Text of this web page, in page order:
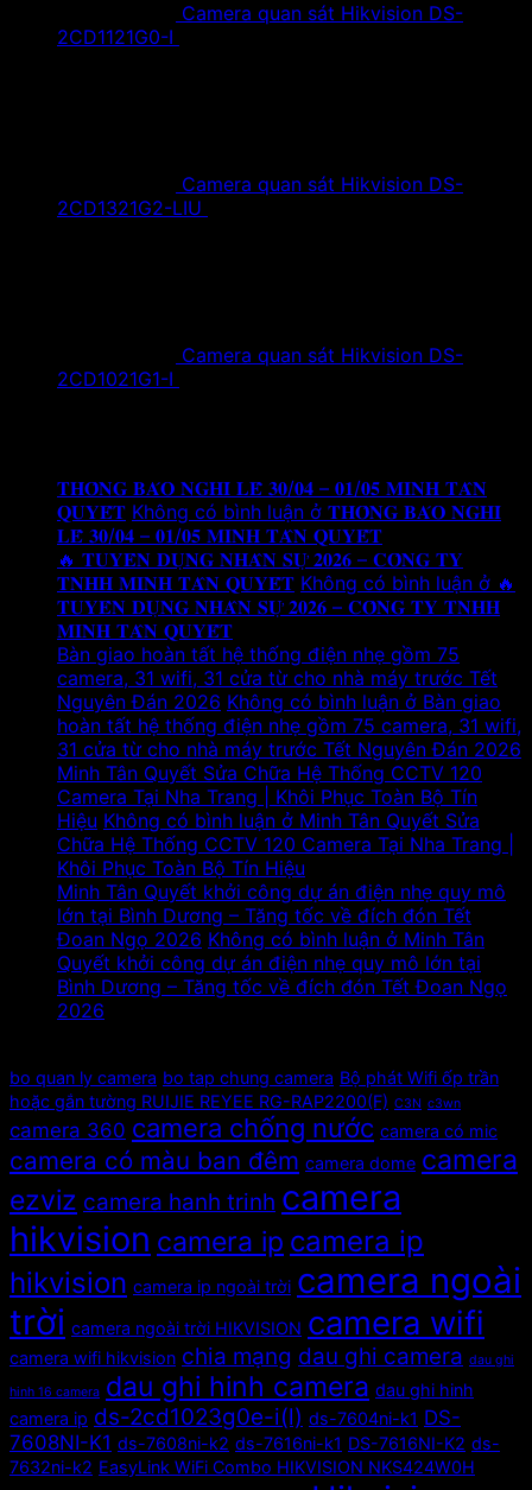
Camera quan sát Hikvision DS-
2CD1121G0-I
Camera quan sát Hikvision DS-
2CD1321G2-LIU
Camera quan sát Hikvision DS-
2CD1021G1-I
𝐓𝐇𝐎̂𝐍𝐆 𝐁𝐀́𝐎 𝐍𝐆𝐇𝐈̉ 𝐋𝐄̂̃ 𝟑𝟎/𝟎𝟒 – 𝟎𝟏/𝟎𝟓 𝐌𝐈𝐍𝐇 𝐓𝐀̂𝐍
𝐐𝐔𝐘𝐄̂́𝐓 Không có bình luận ở 𝐓𝐇𝐎̂𝐍𝐆 𝐁𝐀́𝐎 𝐍𝐆𝐇𝐈̉
𝐋𝐄̂̃ 𝟑𝟎/𝟎𝟒 – 𝟎𝟏/𝟎𝟓 𝐌𝐈𝐍𝐇 𝐓𝐀̂𝐍 𝐐𝐔𝐘𝐄̂́𝐓
🔥 𝐓𝐔𝐘𝐄̂̉𝐍 𝐃𝐔̣𝐍𝐆 𝐍𝐇𝐀̂𝐍 𝐒𝐔̛̣ 𝟐𝟎𝟐𝟔 – 𝐂𝐎̂𝐍𝐆 𝐓𝐘
𝐓𝐍𝐇𝐇 𝐌𝐈𝐍𝐇 𝐓𝐀̂𝐍 𝐐𝐔𝐘𝐄̂́𝐓 Không có bình luận ở 🔥
𝐓𝐔𝐘𝐄̂̉𝐍 𝐃𝐔̣𝐍𝐆 𝐍𝐇𝐀̂𝐍 𝐒𝐔̛̣ 𝟐𝟎𝟐𝟔 – 𝐂𝐎̂𝐍𝐆 𝐓𝐘 𝐓𝐍𝐇𝐇
𝐌𝐈𝐍𝐇 𝐓𝐀̂𝐍 𝐐𝐔𝐘𝐄̂́𝐓
Bàn giao hoàn tất hệ thống điện nhẹ gồm 75
camera, 31 wifi, 31 cửa từ cho nhà máy trước Tết
Nguyên Đán 2026 Không có bình luận ở Bàn giao
hoàn tất hệ thống điện nhẹ gồm 75 camera, 31 wifi,
31 cửa từ cho nhà máy trước Tết Nguyên Đán 2026
Minh Tân Quyết Sửa Chữa Hệ Thống CCTV 120
Camera Tại Nha Trang | Khôi Phục Toàn Bộ Tín
Hiệu Không có bình luận ở Minh Tân Quyết Sửa
Chữa Hệ Thống CCTV 120 Camera Tại Nha Trang |
Khôi Phục Toàn Bộ Tín Hiệu
Minh Tân Quyết khởi công dự án điện nhẹ quy mô
lớn tại Bình Dương – Tăng tốc về đích đón Tết
Đoan Ngọ 2026 Không có bình luận ở Minh Tân
Quyết khởi công dự án điện nhẹ quy mô lớn tại
Bình Dương – Tăng tốc về đích đón Tết Đoan Ngọ
2026
bo quan ly camera bo tap chung camera Bộ phát Wifi ốp trần
hoặc gắn tường RUIJIE REYEE RG-RAP2200(F) C3N c3wn
camera 360 camera chống nước camera có mic
camera có màu ban đêm camera dome camera
ezviz camera hanh trinh camera
hikvision camera ip camera ip
hikvision camera ip ngoài trời camera ngoài
trời camera ngoài trời HIKVISION camera wifi
camera wifi hikvision chia mạng dau ghi camera dau ghi
hinh 16 camera dau ghi hinh camera dau ghi hinh
camera ip ds-2cd1023g0e-i(l) ds-7604ni-k1 DS-
7608NI-K1 ds-7608ni-k2 ds-7616ni-k1 DS-7616NI-K2 ds-
7632ni-k2 EasyLink WiFi Combo HIKVISION NKS424W0H